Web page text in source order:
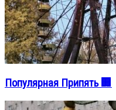
Популярная Припять 🏢